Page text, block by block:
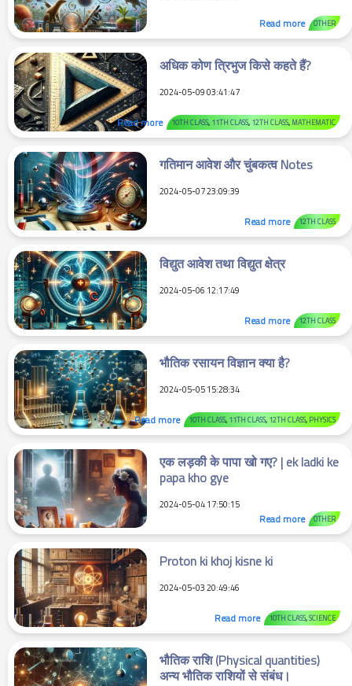
Read more OTHER
अधिक कोण त्रिभुज किसे कहते हैं?
2024-05-09 03:41:47
Read more 10TH CLASS, 11TH CLASS, 12TH CLASS, MATHEMATIC
गतिमान आवेश और चुंबकत्व Notes
2024-05-07 23:09:39
Read more 12TH CLASS
विद्युत आवेश तथा विद्युत क्षेत्र
2024-05-06 12:17:49
Read more 12TH CLASS
भौतिक रसायन विज्ञान क्या है?
2024-05-05 15:28:34
Read more 10TH CLASS, 11TH CLASS, 12TH CLASS, PHYSICS
एक लड़की के पापा खो गए? | ek ladki ke
papa kho gye
2024-05-04 17:50:15
Read more OTHER
Proton ki khoj kisne ki
2024-05-03 20:49:46
Read more 10TH CLASS,SCIENCE
भौतिक राशि (Physical quantities)
अन्य भौतिक राशियों से संबंध।